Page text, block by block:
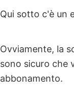
Qui sotto c'è un
Ovviamente, la
sono sicuro che
abbonamento.